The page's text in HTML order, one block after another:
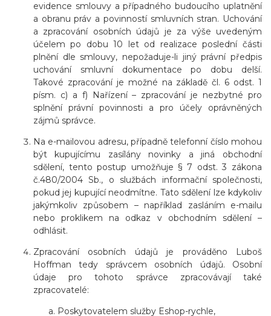
evidence smlouvy a případného budoucího uplatnění
a obranu práv a povinností smluvních stran. Uchování
a zpracování osobních údajů je za výše uvedeným
účelem po dobu 10 let od realizace poslední části
plnění dle smlouvy, nepožaduje-li jiný právní předpis
uchování smluvní dokumentace po dobu delší.
Takové zpracování je možné na základě čl. 6 odst. 1
písm. c) a f) Nařízení – zpracování je nezbytné pro
splnění právní povinnosti a pro účely oprávněných
zájmů správce.
Na e-mailovou adresu, případně telefonní číslo mohou
být kupujícímu zasílány novinky a jiná obchodní
sdělení, tento postup umožňuje § 7 odst. 3 zákona
č.480/2004 Sb., o službách informační společnosti,
pokud jej kupující neodmítne. Tato sdělení lze kdykoliv
jakýmkoliv způsobem – například zasláním e-mailu
nebo proklikem na odkaz v obchodním sdělení –
odhlásit.
Zpracování osobních údajů je prováděno Luboš
Hoffman tedy správcem osobních údajů. Osobní
údaje pro tohoto správce zpracovávají také
zpracovatelé:
Poskytovatelem služby Eshop-rychle,